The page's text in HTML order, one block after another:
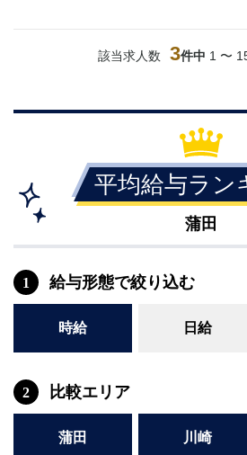
該当求人数 3件中 1 〜
平均給与ラン
蒲田
1 給与形態で絞り込む
時給 日給
2 比較エリア
蒲田 川崎